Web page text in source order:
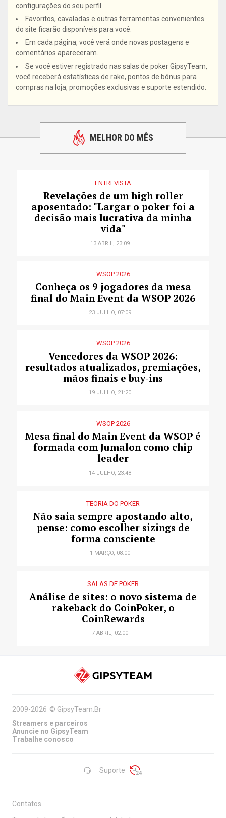
configurações do seu perfil.
Favoritos, cavaladas e outras ferramentas convenientes
do site ficarão disponíveis para você.
Em cada página, você verá onde novas postagens e
comentários apareceram.
Se você estiver registrado nas salas de poker GipsyTeam,
você receberá estatísticas de rake, pontos de bônus para
compras na loja, promoções exclusivas e suporte estendido.
MELHOR DO MÊS
ENTREVISTA
Revelações de um high roller
aposentado: "Largar o poker foi a
decisão mais lucrativa da minha
vida"
13 ABRIL, 23:09
WSOP 2026
Conheça os 9 jogadores da mesa
final do Main Event da WSOP 2026
23 JULHO, 07:09
WSOP 2026
Vencedores da WSOP 2026:
resultados atualizados, premiações,
mãos finais e buy-ins
19 JULHO, 21:20
WSOP 2026
Mesa final do Main Event da WSOP é
formada com Jumalon como chip
leader
14 JULHO, 23:48
TEORIA DO POKER
Não saia sempre apostando alto,
pense: como escolher sizings de
forma consciente
1 MARÇO, 08:00
SALAS DE POKER
Análise de sites: o novo sistema de
rakeback do CoinPoker, o
CoinRewards
7 ABRIL, 02:00
Suporte
2009-2026 © GipsyTeam.Br
Streamers e parceiros
Anuncie no GipsyTeam
Trabalhe conosco
Contatos